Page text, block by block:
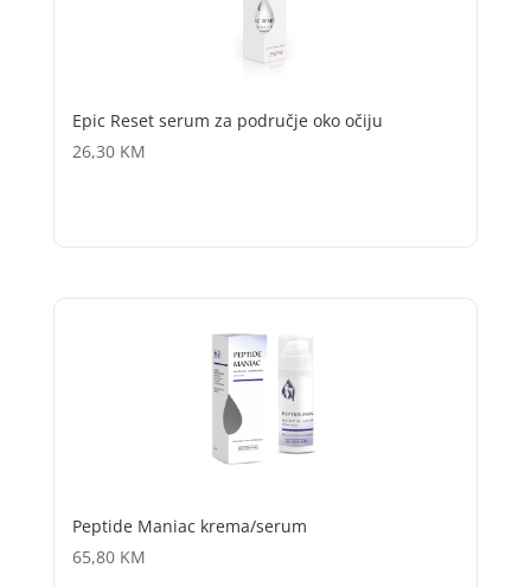
Epic Reset serum za područje oko očiju
26,30 KM
Peptide Maniac krema/serum
65,80 KM